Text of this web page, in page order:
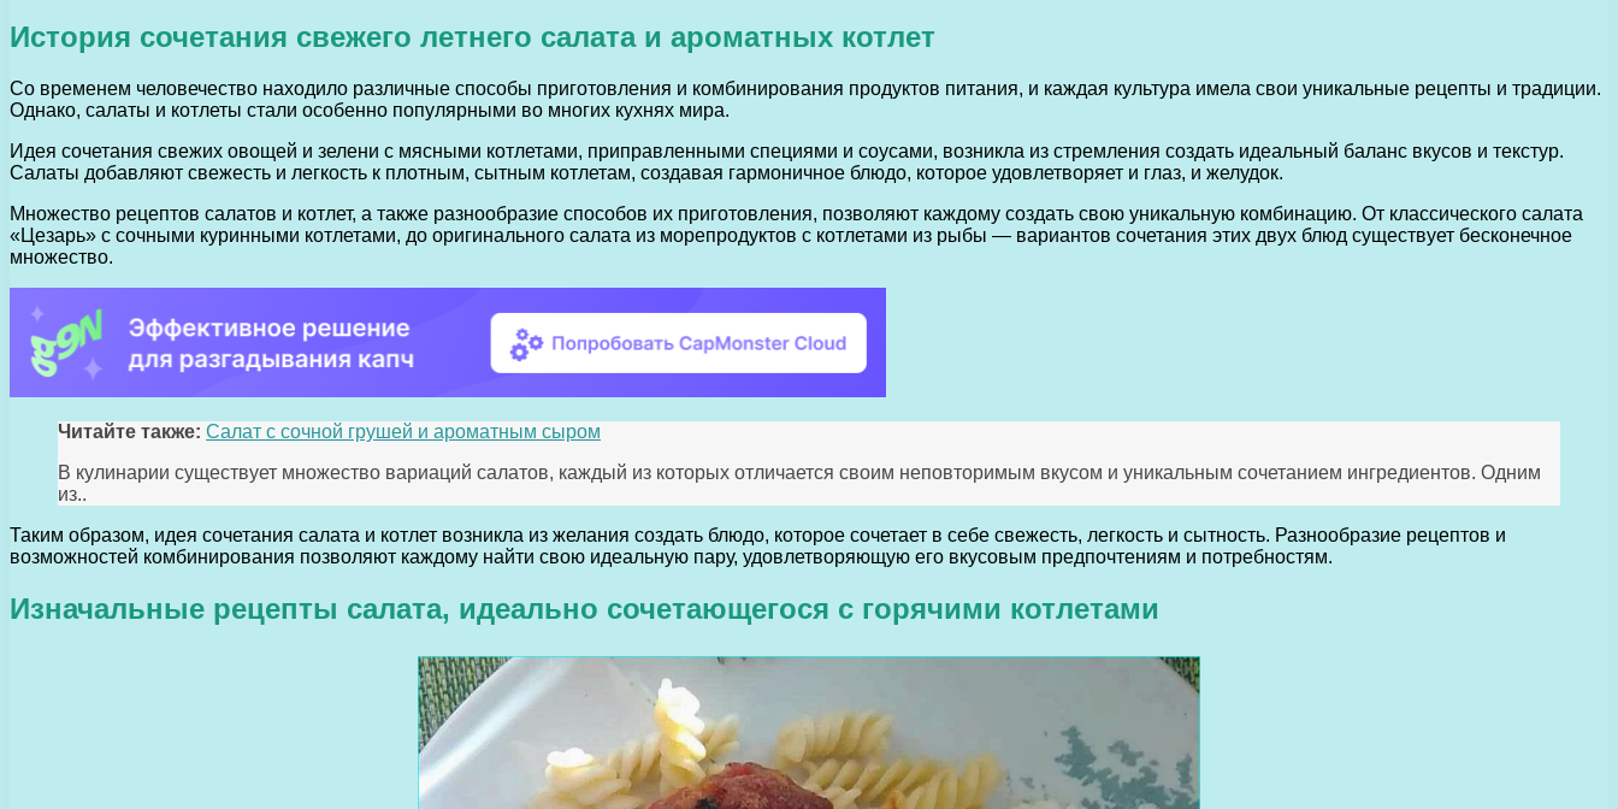
История сочетания свежего летнего салата и ароматных котлет
Со временем человечество находило различные способы приготовления и комбинирования продуктов питания, и каждая культура имела свои уникальные рецепты и традиции.
Однако, салаты и котлеты стали особенно популярными во многих кухнях мира.
Идея сочетания свежих овощей и зелени с мясными котлетами, приправленными специями и соусами, возникла из стремления создать идеальный баланс вкусов и текстур.
Салаты добавляют свежесть и легкость к плотным, сытным котлетам, создавая гармоничное блюдо, которое удовлетворяет и глаз, и желудок.
Множество рецептов салатов и котлет, а также разнообразие способов их приготовления, позволяют каждому создать свою уникальную комбинацию. От классического салата
«Цезарь» с сочными куринными котлетами, до оригинального салата из морепродуктов с котлетами из рыбы — вариантов сочетания этих двух блюд существует бесконечное
множество.
Читайте также: Салат с сочной грушей и ароматным сыром
В кулинарии существует множество вариаций салатов, каждый из которых отличается своим неповторимым вкусом и уникальным сочетанием ингредиентов. Одним
из..
Таким образом, идея сочетания салата и котлет возникла из желания создать блюдо, которое сочетает в себе свежесть, легкость и сытность. Разнообразие рецептов и
возможностей комбинирования позволяют каждому найти свою идеальную пару, удовлетворяющую его вкусовым предпочтениям и потребностям.
Изначальные рецепты салата, идеально сочетающегося с горячими котлетами